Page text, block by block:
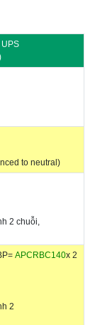
to neutral)
2 chuỗi,
= APCRBC140x 2
2